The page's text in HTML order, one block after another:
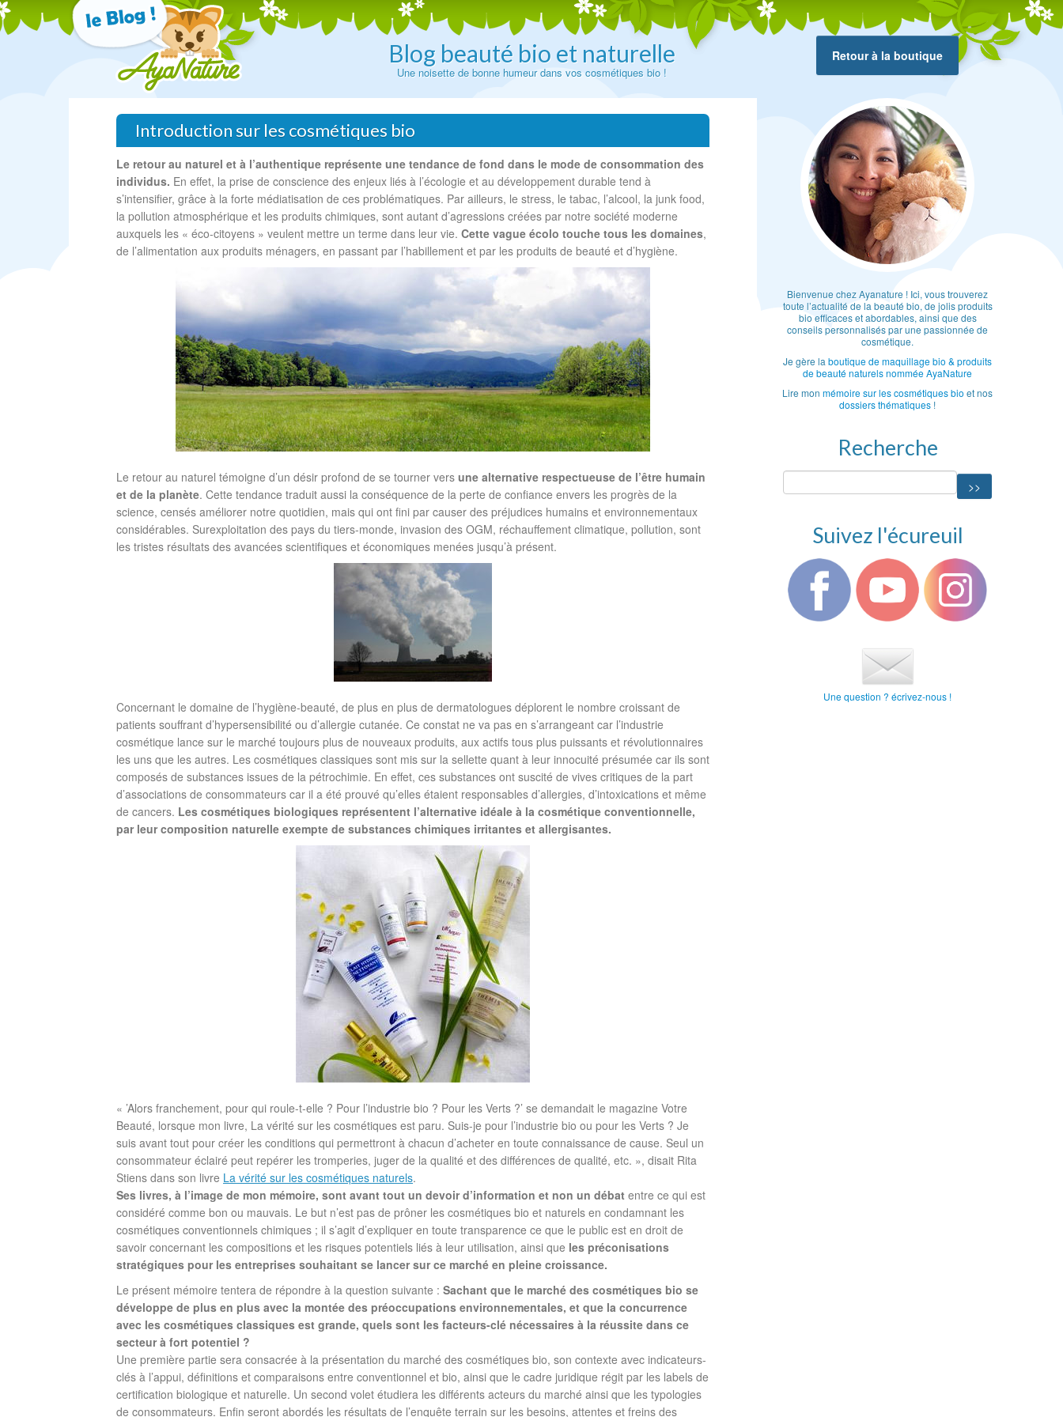
Blog beauté bio et naturelle
Une noisette de bonne humeur dans vos cosmétiques bio !
Retour à la boutique
Introduction sur les cosmétiques bio
Le retour au naturel et à l’authentique représente une tendance de fond dans le mode de consommation des
individus. En effet, la prise de conscience des enjeux liés à l’écologie et au développement durable tend à
s’intensifier, grâce à la forte médiatisation de ces problématiques. Par ailleurs, le stress, le tabac, l’alcool, la junk food,
la pollution atmosphérique et les produits chimiques, sont autant d’agressions créées par notre société moderne
auxquels les « éco-citoyens » veulent mettre un terme dans leur vie. Cette vague écolo touche tous les domaines,
de l’alimentation aux produits ménagers, en passant par l’habillement et par les produits de beauté et d’hygiène.
Le retour au naturel témoigne d’un désir profond de se tourner vers une alternative respectueuse de l’être humain
et de la planète. Cette tendance traduit aussi la conséquence de la perte de confiance envers les progrès de la
science, censés améliorer notre quotidien, mais qui ont fini par causer des préjudices humains et environnementaux
considérables. Surexploitation des pays du tiers-monde, invasion des OGM, réchauffement climatique, pollution, sont
les tristes résultats des avancées scientifiques et économiques menées jusqu’à présent.
Concernant le domaine de l’hygiène-beauté, de plus en plus de dermatologues déplorent le nombre croissant de
patients souffrant d’hypersensibilité ou d’allergie cutanée. Ce constat ne va pas en s’arrangeant car l’industrie
cosmétique lance sur le marché toujours plus de nouveaux produits, aux actifs tous plus puissants et révolutionnaires
les uns que les autres. Les cosmétiques classiques sont mis sur la sellette quant à leur innocuité présumée car ils sont
composés de substances issues de la pétrochimie. En effet, ces substances ont suscité de vives critiques de la part
d’associations de consommateurs car il a été prouvé qu’elles étaient responsables d’allergies, d’intoxications et même
de cancers. Les cosmétiques biologiques représentent l’alternative idéale à la cosmétique conventionnelle,
par leur composition naturelle exempte de substances chimiques irritantes et allergisantes.
« ’Alors franchement, pour qui roule-t-elle ? Pour l’industrie bio ? Pour les Verts ?’ se demandait le magazine Votre
Beauté, lorsque mon livre, La vérité sur les cosmétiques est paru. Suis-je pour l’industrie bio ou pour les Verts ? Je
suis avant tout pour créer les conditions qui permettront à chacun d’acheter en toute connaissance de cause. Seul un
consommateur éclairé peut repérer les tromperies, juger de la qualité et des différences de qualité, etc. », disait Rita
Stiens dans son livre La vérité sur les cosmétiques naturels.
Ses livres, à l’image de mon mémoire, sont avant tout un devoir d’information et non un débat entre ce qui est
considéré comme bon ou mauvais. Le but n’est pas de prôner les cosmétiques bio et naturels en condamnant les
cosmétiques conventionnels chimiques ; il s’agit d’expliquer en toute transparence ce que le public est en droit de
savoir concernant les compositions et les risques potentiels liés à leur utilisation, ainsi que les préconisations
stratégiques pour les entreprises souhaitant se lancer sur ce marché en pleine croissance.
Le présent mémoire tentera de répondre à la question suivante : Sachant que le marché des cosmétiques bio se
développe de plus en plus avec la montée des préoccupations environnementales, et que la concurrence
avec les cosmétiques classiques est grande, quels sont les facteurs-clé nécessaires à la réussite dans ce
secteur à fort potentiel ?
Une première partie sera consacrée à la présentation du marché des cosmétiques bio, son contexte avec indicateurs-
clés à l’appui, définitions et comparaisons entre conventionnel et bio, ainsi que le cadre juridique régit par les labels de
certification biologique et naturelle. Un second volet étudiera les différents acteurs du marché ainsi que les typologies
de consommateurs. Enfin seront abordés les résultats de l’enquête terrain sur les besoins, attentes et freins des
Bienvenue chez Ayanature ! Ici, vous trouverez
toute l’actualité de la beauté bio, de jolis produits
bio efficaces et abordables, ainsi que des
conseils personnalisés par une passionnée de
cosmétique.
Je gère la boutique de maquillage bio & produits
de beauté naturels nommée AyaNature
Lire mon mémoire sur les cosmétiques bio et nos
dossiers thématiques !
Recherche
Suivez l'écureuil
Une question ? écrivez-nous !